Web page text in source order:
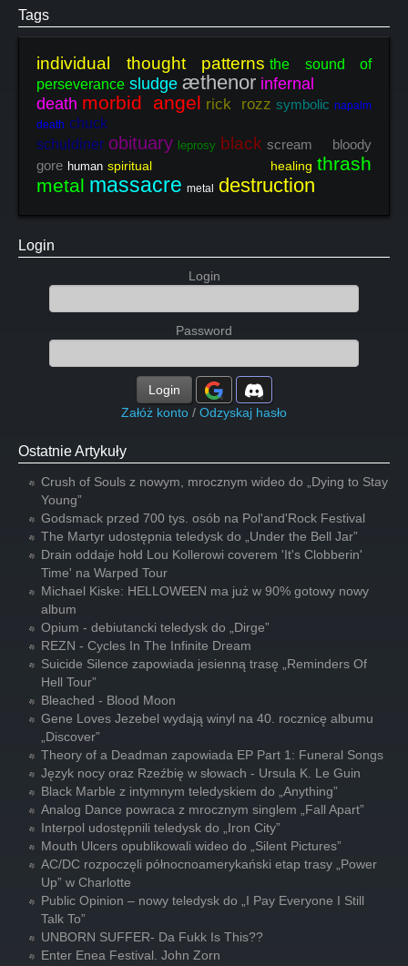
Tags
individual thought patterns the sound of
perseverance sludge æthenor infernal
death morbid angel rick rozz symbolic napalm
death chuck
schuldiner obituary leprosy black scream bloody
gore human spiritual healing thrash
metal massacre metal destruction
Login
Login
Password
Login
Załóż konto / Odzyskaj hasło
Ostatnie Artykuły
Crush of Souls z nowym, mrocznym wideo do „Dying to Stay
Young”
Godsmack przed 700 tys. osób na Pol'and'Rock Festival
The Martyr udostępnia teledysk do „Under the Bell Jar”
Drain oddaje hołd Lou Kollerowi coverem 'It's Clobberin'
Time' na Warped Tour
Michael Kiske: HELLOWEEN ma już w 90% gotowy nowy
album
Opium - debiutancki teledysk do „Dirge”
REZN - Cycles In The Infinite Dream
Suicide Silence zapowiada jesienną trasę „Reminders Of
Hell Tour”
Bleached - Blood Moon
Gene Loves Jezebel wydają winyl na 40. rocznicę albumu
„Discover”
Theory of a Deadman zapowiada EP Part 1: Funeral Songs
Język nocy oraz Rzeźbię w słowach - Ursula K. Le Guin
Black Marble z intymnym teledyskiem do „Anything”
Analog Dance powraca z mrocznym singlem „Fall Apart”
Interpol udostępnili teledysk do „Iron City”
Mouth Ulcers opublikowali wideo do „Silent Pictures”
AC/DC rozpoczęli północnoamerykański etap trasy „Power
Up” w Charlotte
Public Opinion – nowy teledysk do „I Pay Everyone I Still
Talk To”
UNBORN SUFFER- Da Fukk Is This??
Enter Enea Festival. John Zorn